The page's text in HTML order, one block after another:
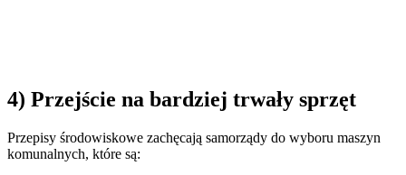
4) Przejście na bardziej trwały sprzęt
Przepisy środowiskowe zachęcają samorządy do wyboru maszyn
komunalnych, które są: